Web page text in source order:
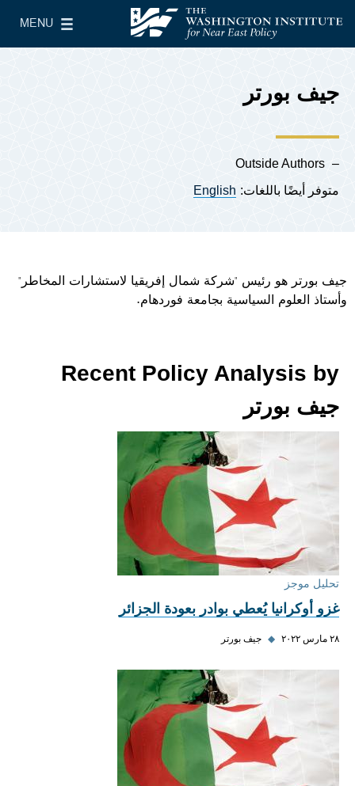
معهد واشنطن لسياسات الشرق الأدنى
MENU
Main Menu
جيف بورتر
Outside Authors
متوفر أيضًا باللغات: English
جيف بورتر هو رئيس "شركة شمال إفريقيا لاستشارات المخاطر"
وأستاذ العلوم السياسية بجامعة فوردهام.
Recent Policy Analysis by
جيف بورتر
تحليل موجز
غزو أوكرانيا يُعطي بوادر بعودة الجزائر
٢٨ مارس ٢٠٢٢ ◆ جيف بورتر